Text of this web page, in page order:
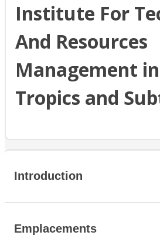
Institute For
And Resources
Management
Tropics and
Introduction
Emplacements